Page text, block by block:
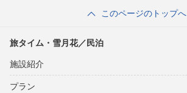
このページのトップへ
旅タイム・雪月花／民泊
施設紹介
プラン